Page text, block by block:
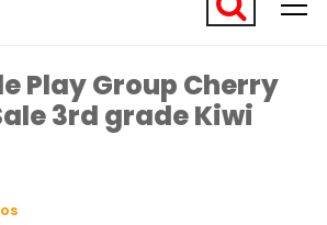
Play Group Cherry
3rd grade Kiwi